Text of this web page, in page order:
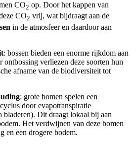
CO2 op. Door het kappen van
CO2 vrij, wat bijdraagt aan de
in de atmosfeer en daardoor aan
: bossen bieden een enorme rijkdom aan
verliezen deze soorten hun
afname van de biodiversiteit tot
: grote bomen spelen een
door evapotranspiratie
bladeren). Dit draagt lokaal bij aan
Het verdwijnen van deze bomen
en een drogere bodem.